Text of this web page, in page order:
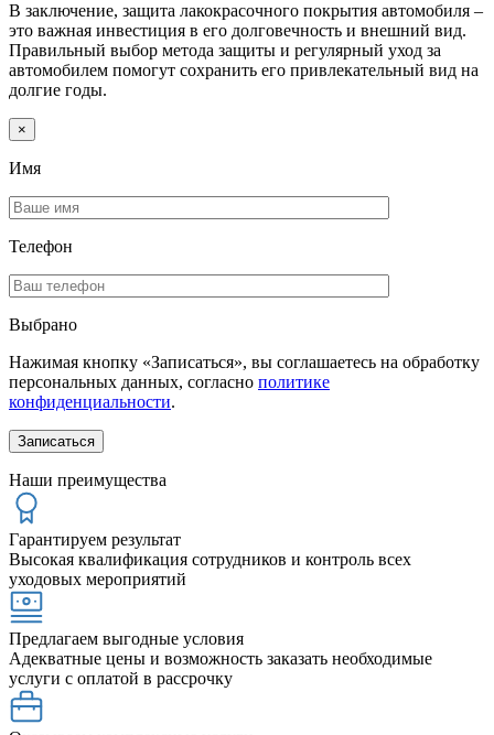
В заключение, защита лакокрасочного покрытия автомобиля –
это важная инвестиция в его долговечность и внешний вид.
Правильный выбор метода защиты и регулярный уход за
автомобилем помогут сохранить его привлекательный вид на
долгие годы.
×
Имя
Телефон
Выбрано
Нажимая кнопку «Записаться», вы соглашаетесь на обработку
персональных данных, согласно политике
конфиденциальности.
Наши преимущества
Гарантируем результат
Высокая квалификация сотрудников и контроль всех
уходовых мероприятий
Предлагаем выгодные условия
Адекватные цены и возможность заказать необходимые
услуги с оплатой в рассрочку